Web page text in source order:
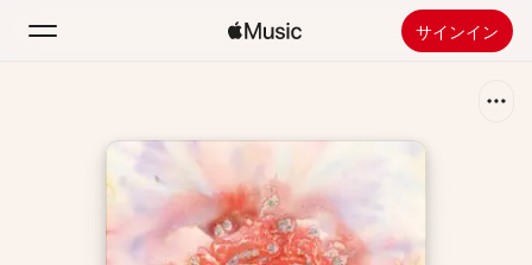
サインイン
Apple Musicをインストール